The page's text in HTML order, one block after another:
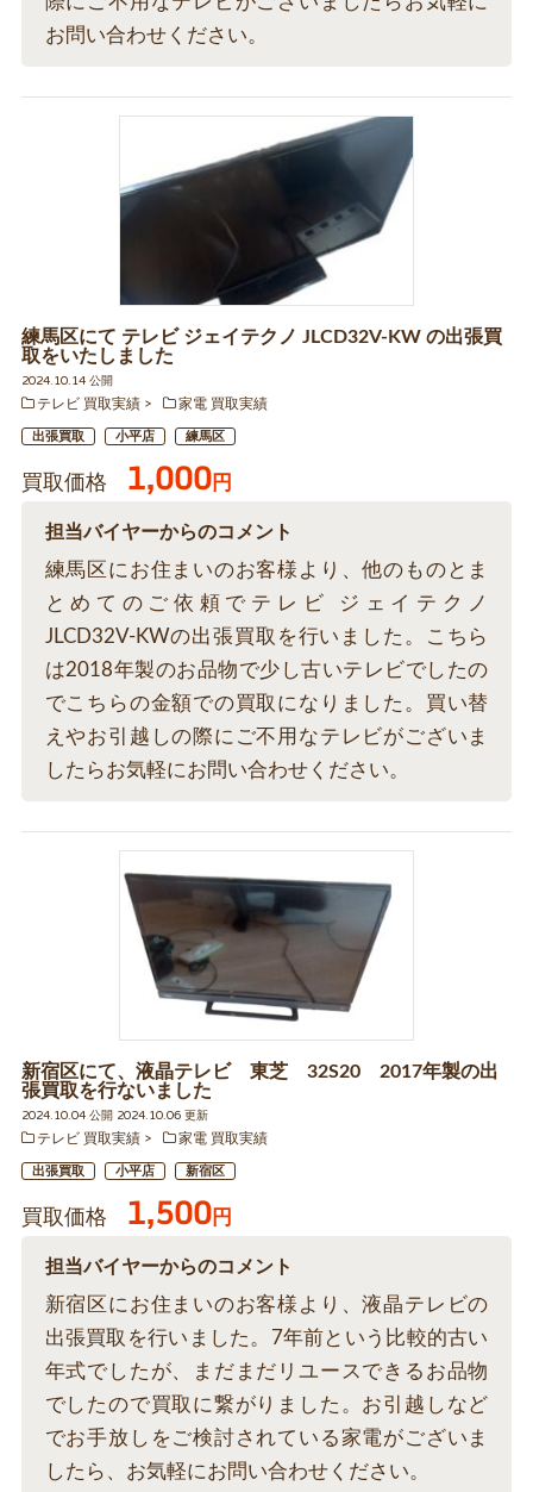
お問い合わせください。
練馬区にて テレビ ジェイテクノ JLCD32V-KW の出張買
取をいたしました
2024.10.14 公開
テレビ 買取実績
家電 買取実績
出張買取 小平店 練馬区
買取価格 1,000円
担当バイヤーからのコメント
練馬区にお住まいのお客様より、他のものとま
とめてのご依頼でテレビ ジェイテクノ
JLCD32V-KWの出張買取を行いました。こちら
は2018年製のお品物で少し古いテレビでしたの
でこちらの金額での買取になりました。買い替
えやお引越しの際にご不用なテレビがございま
したらお気軽にお問い合わせください。
新宿区にて、液晶テレビ 東芝 32S20 2017年製の出
張買取を行ないました
2024.10.04 公開 2024.10.06 更新
テレビ 買取実績
家電 買取実績
出張買取 小平店 新宿区
買取価格 1,500円
担当バイヤーからのコメント
新宿区にお住まいのお客様より、液晶テレビの
出張買取を行いました。7年前という比較的古い
年式でしたが、まだまだリユースできるお品物
でしたので買取に繋がりました。お引越しなど
でお手放しをご検討されている家電がございま
したら、お気軽にお問い合わせください。